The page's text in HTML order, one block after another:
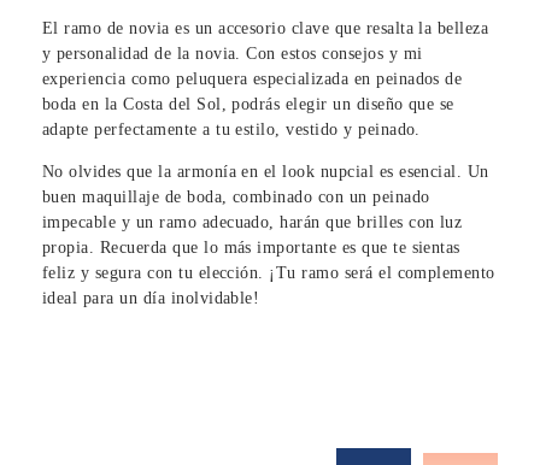
El ramo de novia es un accesorio clave que resalta la belleza
y personalidad de la novia. Con estos consejos y mi
experiencia como peluquera especializada en peinados de
boda en la Costa del Sol, podrás elegir un diseño que se
adapte perfectamente a tu estilo, vestido y peinado.
No olvides que la armonía en el look nupcial es esencial. Un
buen maquillaje de boda, combinado con un peinado
impecable y un ramo adecuado, harán que brilles con luz
propia. Recuerda que lo más importante es que te sientas
feliz y segura con tu elección. ¡Tu ramo será el complemento
ideal para un día inolvidable!